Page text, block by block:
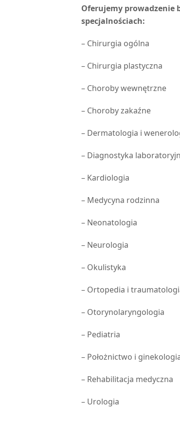
Oferujemy prowadzenie
specjalnościach:
– Chirurgia ogólna
– Chirurgia plastyczna
– Choroby wewnętrzne
– Choroby zakaźne
– Dermatologia i
– Diagnostyka
– Kardiologia
– Medycyna rodzinna
– Neonatologia
– Neurologia
– Okulistyka
– Ortopedia i
– Otorynolaryngologia
– Pediatria
– Położnictwo i
– Rehabilitacja medyczna
– Urologia